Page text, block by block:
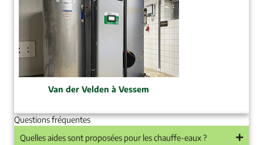
Van der Velden à Vessem
Questions fréquentes
Quelles aides sont proposées pour les chauffe-eaux ?